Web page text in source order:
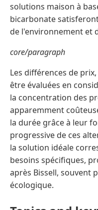
solutions maison à
bicarbonate
de l'environnement et
core/paragraph
Les différences de
être évaluées en
la concentration des
apparemment
la durée grâce à leur
progressive de ces
la solution idéale
besoins spécifiques,
après Bissell, souvent
écologique.